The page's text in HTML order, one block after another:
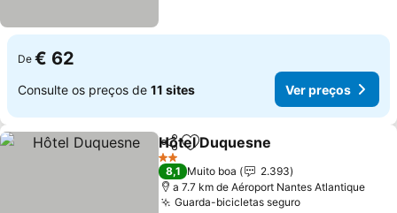
De € 62
Consulte os preços de 11 sites Ver preços
PartilharAdicionar aos favoritos
Hôtel Duquesne
2 Estrelas
8,1 Muito boa
2.393
a 7.7 km de Aéroport Nantes Atlantique
Guarda-bicicletas seguro